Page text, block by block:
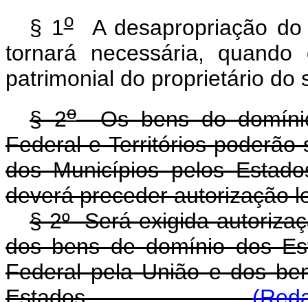
§ 1oA desapropriação do
tornará necessária,
patrimonial do proprietário do
§ 2oOs bens do
Federal e Territórios
dos Municípios pelos
deverá preceder autorização
§ 2ºSerá exigida
dos bens de domínio dos
Federal pela União e dos